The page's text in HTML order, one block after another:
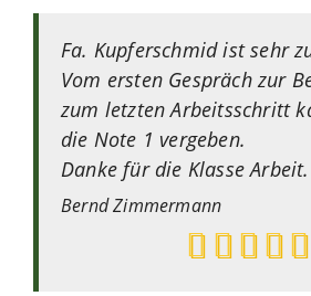
Fa. Kupferschmid ist sehr
Vom ersten Gespräch zur
zum letzten Arbeitsschritt
die Note 1 vergeben.
Danke für die Klasse Arbeit.
BerndZimmermann